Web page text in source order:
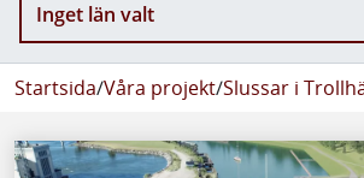
Inget län valt
Startsida/Våra projekt/Slussar i